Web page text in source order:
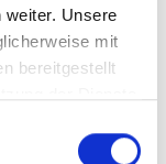
weiter. Unsere
mit
bereitgestellt